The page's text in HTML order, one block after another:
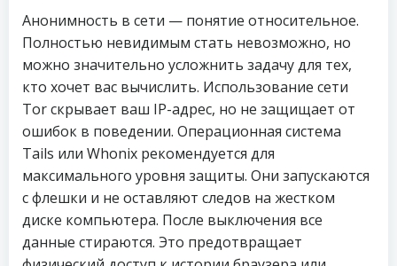
Анонимность в сети — понятие относительное.
Полностью невидимым стать невозможно, но
можно значительно усложнить задачу для тех,
кто хочет вас вычислить. Использование сети
Tor скрывает ваш IP-адрес, но не защищает от
ошибок в поведении. Операционная система
Tails или Whonix рекомендуется для
максимального уровня защиты. Они запускаются
с флешки и не оставляют следов на жестком
диске компьютера. После выключения все
данные стираются. Это предотвращает